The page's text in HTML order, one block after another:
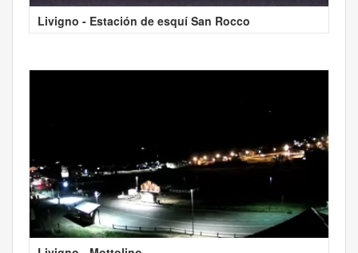
Livigno - Estación de esquí San Rocco